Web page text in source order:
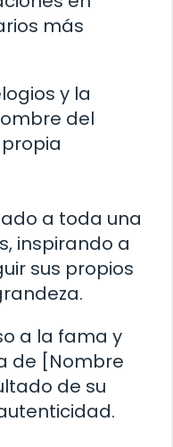
más
y la
del
a toda una
inspirando a
sus propios
a la fama y
de [Nombre
de su